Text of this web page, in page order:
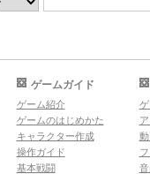
ゲームガイド
ゲーム紹介
ゲームのはじめかた
キャラクター作成
操作ガイド
基本戦闘